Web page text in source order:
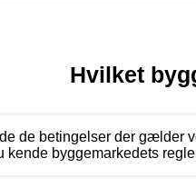
Hvilket
de betingelser der gælder
kende byggemarkedets